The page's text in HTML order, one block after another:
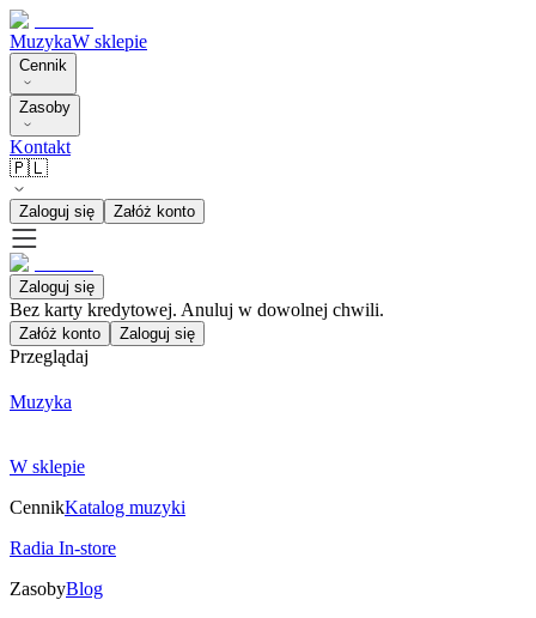
MuzykaW sklepie
Cennik
Zasoby
Kontakt
🇵🇱
Zaloguj się Załóż konto
Zaloguj się
Bez karty kredytowej. Anuluj w dowolnej chwili.
Załóż konto Zaloguj się
Przeglądaj
Muzyka
W sklepie
CennikKatalog muzyki
Radia In-store
ZasobyBlog